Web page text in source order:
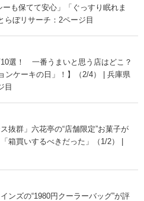
も保てて安心」「ぐっすり眠れま
らぼリサーチ：2ページ目
選！ 一番うまいと思う店はどこ？
ンケーキの日」！】（2/4） | 兵庫県
目
抜群」六花亭の“店舗限定”お菓子が
箱買いするべきだった」（1/2） |
ンズの“1980円クーラーバッグ”が評